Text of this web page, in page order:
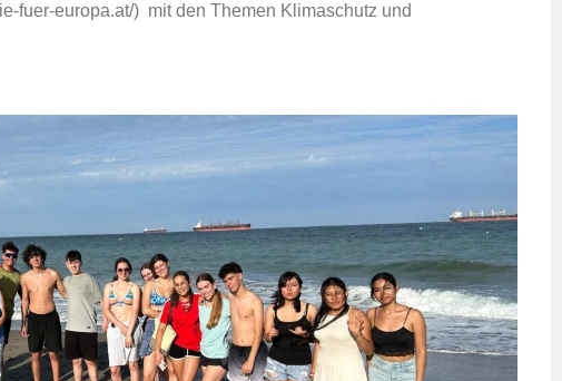
fuer-europa.at/) mit den Themen Klimaschutz und